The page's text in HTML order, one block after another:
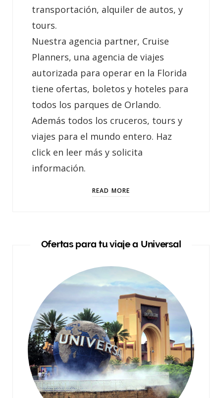
transportación, alquiler de autos, y
tours.
Nuestra agencia partner, Cruise
Planners, una agencia de viajes
autorizada para operar en la Florida
tiene ofertas, boletos y hoteles para
todos los parques de Orlando.
Además todos los cruceros, tours y
viajes para el mundo entero. Haz
click en leer más y solicita
información.
READ MORE
Ofertas para tu viaje a Universal